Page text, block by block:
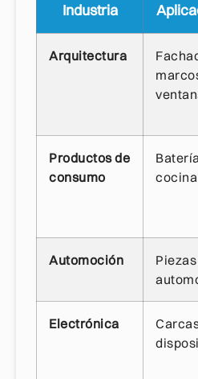
Industria
Arquitectura
Productos de
consumo
cocina
Automoción
Electrónica